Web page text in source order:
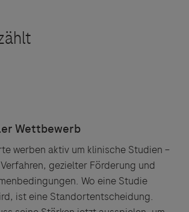
werben aktiv um klinische Studien –
gezielter Förderung und
Wo eine Studie
ist eine Standortentscheidung.